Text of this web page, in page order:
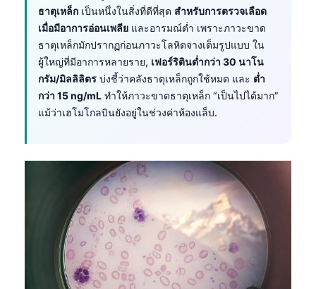
ธาตุเหล็ก เป็นหนึ่งในสิ่งที่ดีที่สุด สำหรับการตรวจเลือด
เมื่อมีอาการอ่อนเพลีย และอารมณ์ต่ำ เพราะภาวะขาด
ธาตุเหล็กมักปรากฏก่อนภาวะโลหิตจางเต็มรูปแบบ ใน
ผู้ใหญ่ที่มีอาการหลายราย, เฟอร์ริตินต่ำกว่า 30 นาโน
กรัม/มิลลิลิตร บ่งชี้ว่าคลังธาตุเหล็กถูกใช้หมด และ ต่ำ
กว่า 15 ng/mL ทำให้ภาวะขาดธาตุเหล็ก “เป็นไปได้มาก”
แม้ว่าเฮโมโกลบินยังอยู่ในช่วงค่าห้องแล็บ.